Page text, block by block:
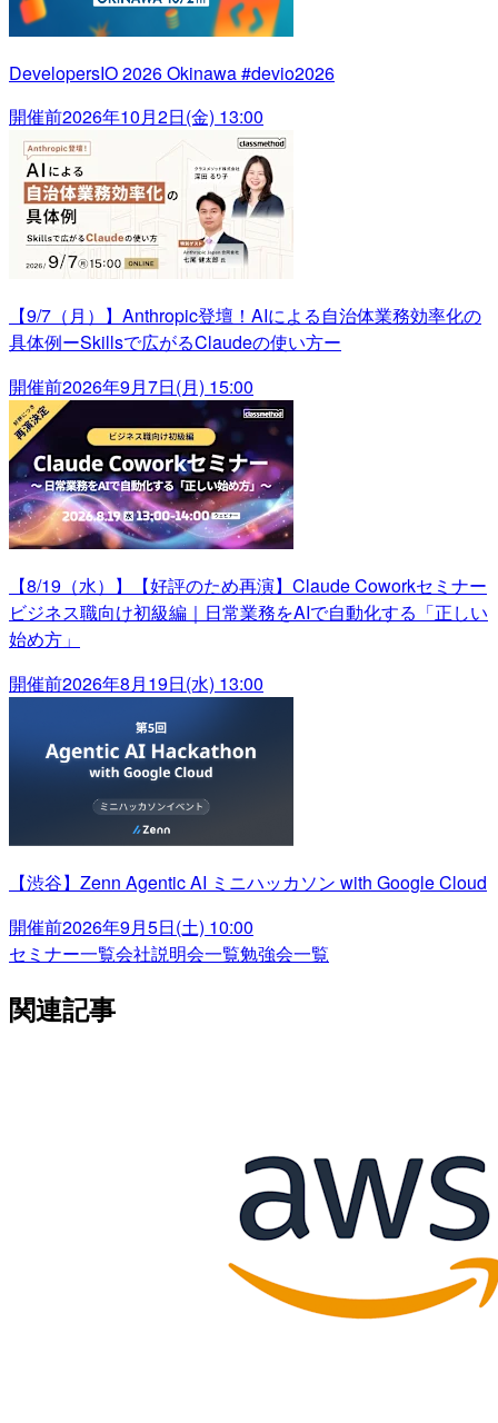
DevelopersIO 2026 Okinawa #devio2026
開催前2026年10月2日(金) 13:00
【9/7（月）】Anthropic登壇！AIによる自治体業務効率化の
具体例ーSkillsで広がるClaudeの使い方ー
開催前2026年9月7日(月) 15:00
【8/19（水）】【好評のため再演】Claude Coworkセミナー
ビジネス職向け初級編｜日常業務をAIで自動化する「正しい
始め方」
開催前2026年8月19日(水) 13:00
【渋谷】Zenn Agentic AI ミニハッカソン with Google Cloud
開催前2026年9月5日(土) 10:00
セミナー一覧会社説明会一覧勉強会一覧
関連記事